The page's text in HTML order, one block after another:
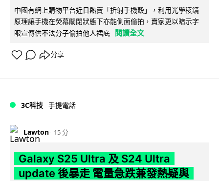
中國有網上購物平台近日熱賣「折射手機殼」，利用光學稜鏡
原理讓手機在熒幕關閉狀態下亦能側面偷拍，賣家更以暗示字
眼宣傳供不法分子偷拍他人裙底 閱讀全文
分享
3C科技 手提電話
Lawton 15 分
Galaxy S25 Ultra 及 S24 Ultra
update 後暴走 電量急跌兼發熱疑與